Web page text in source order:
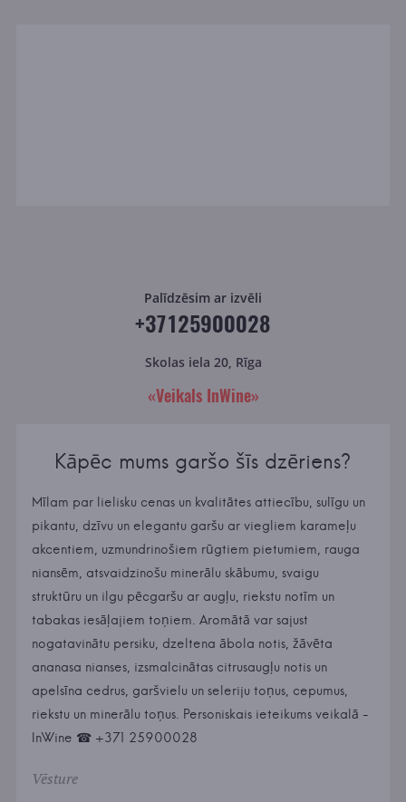
Palīdzēsim ar izvēli
+37125900028
Skolas iela 20, Rīga
«Veikals InWine»
Kāpēc mums garšo šīs dzēriens?
Mīlam par lielisku cenas un kvalitātes attiecību, sulīgu un
pikantu, dzīvu un elegantu garšu ar viegliem karameļu
akcentiem, uzmundrinošiem rūgtiem pietumiem, rauga
niansēm, atsvaidzinošu minerālu skābumu, svaigu
struktūru un ilgu pēcgaršu ar augļu, riekstu notīm un
tabakas iesāļajiem toņiem. Aromātā var sajust
nogatavinātu persiku, dzeltena ābola notis, žāvēta
ananasa nianses, izsmalcinātas citrusaugļu notis un
apelsīna cedrus, garšvielu un seleriju toņus, cepumus,
riekstu un minerālu toņus. Personiskais ieteikums veikalā -
InWine ☎ +371 25900028
Vēsture